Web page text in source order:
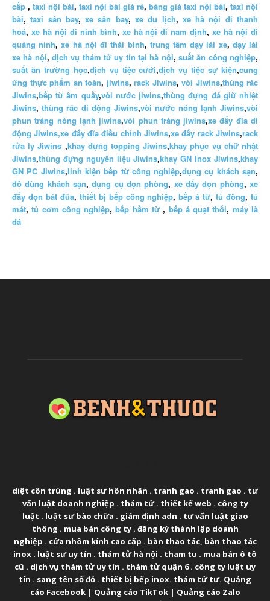
cấp , taxi nội bài, taxi nội bài giá rẻ, bảng giá taxi nội bài, taxi nội
bài,taxi sân bay,xe sân bay,xe du lịch, xe hà nội đi thanh
hoá, xe hà nội đi ninh bình, xe hà nội đi nam định,xe hà nội đi
quảng ninh,xe hà nội đi thái bình, trung tâm dạy lái xe, dạy lái
xe hà nội,dịch vụ thám tử uy tín tại hà nội,suất ăn công nghiệp,
suất ăn trường học,dịch vụ tiệc cưới,dịch vụ tiệc sự kiện,cung
ứng thực phẩm an toàn, jiwins, rack Jiwins, vòi Jiwins,thùng rác
Jiwins,bếp từ âm quầy,vòi nước jiwins,thùng đựng đá giữ nhiệt
Jiwins,thùng rác di động Jiwins,vòi nước nóng lạnh Jiwins,vòi
phun tráng nóng lạnh jiwins,vòi phun tráng jiwins,xe đẩy đĩa di
động Jiwins,xe đẩy đĩa điều chỉnh Jiwins,xe đẩy rack Jiwins,rack
rửa ly Jiwins ,khay đựng topping Jiwins,khay phục vụ chữ nhật
Jiwins,thùng đựng nguyên liệu Jiwins,khay GN Inox Jiwins,khay
GN PC Jiwins,linh kiện bếp từ công nghiệp,dụng cụ khách sạn,
đồ dùng khách sạn,dụng cụ dọn phòng, xe đẩy dọn phòng,xe
đẩy dọn bát đũa, thiết bị bếp công nghiệp,bếp á từ,tủ đông,tủ
mát,tủ cơm công nghiệp,bếp hầm từ , bếp á quạt thổi, máy là
đá
diệt côn trùng . luật sư hôn nhân . tranh gao . tranh gao . tư
vấn luật doanh nghiệp . thám tử. thiết kế web . công ty
luật . luật sư bào chữa . giám định adn . tư vấn luật giao
thông . mua bán công ty. đăng ký thành lập doanh
nghiệp . cửa nhôm kính cao cấp . bàn thao tác, bàn thao tác
inox . luật sư uy tín . thám tử hà nội . tham tu . mua bán ô tô
cũ . dịch vụ thám tử uy tín . thám tử quận 6. công ty luật uy
tín . sang tên sổ đỏ . thiết bị bếp inox. thám tử tư. Quảng
cáo Facebook| Quảng cáo TikTok| Quảng cáo Zalo